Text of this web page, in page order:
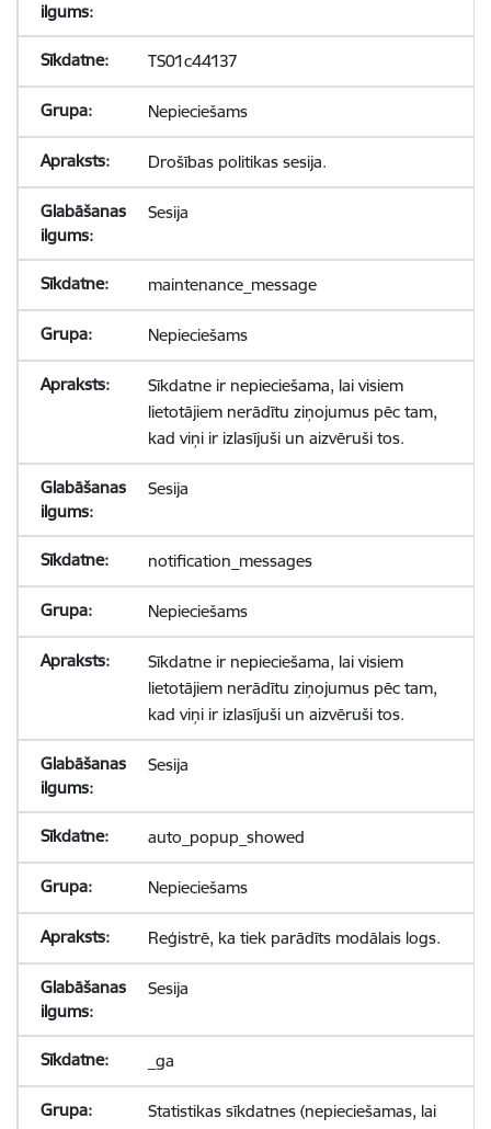
TS01c44137
Nepieciešams
Drošības politikas sesija.
Sesija
maintenance_message
Nepieciešams
Sīkdatne ir nepieciešama, lai visiem
lietotājiem nerādītu ziņojumus pēc tam,
kad viņi ir izlasījuši un aizvēruši tos.
Sesija
notification_messages
Nepieciešams
Sīkdatne ir nepieciešama, lai visiem
lietotājiem nerādītu ziņojumus pēc tam,
kad viņi ir izlasījuši un aizvēruši tos.
Sesija
auto_popup_showed
Nepieciešams
Reģistrē, ka tiek parādīts modālais logs.
Sesija
_ga
Statistikas sīkdatnes (nepieciešamas, lai